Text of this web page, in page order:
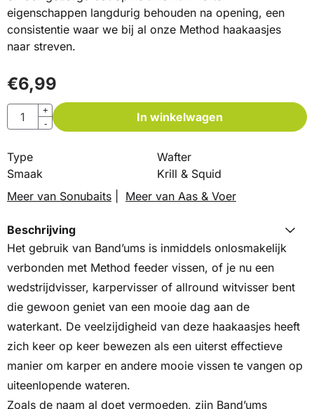
eigenschappen langdurig behouden na opening, een
consistentie waar we bij al onze Method haakaasjes
naar streven.
€6,99
Aantal
+
-
In winkelwagen
Type
Wafter
Smaak
Krill & Squid
Meer van Sonubaits
Meer van Aas & Voer
Beschrijving
Het gebruik van Band’ums is inmiddels onlosmakelijk
verbonden met Method feeder vissen, of je nu een
wedstrijdvisser, karpervisser of allround witvisser bent
die gewoon geniet van een mooie dag aan de
waterkant. De veelzijdigheid van deze haakaasjes heeft
zich keer op keer bewezen als een uiterst effectieve
manier om karper en andere mooie vissen te vangen op
uiteenlopende wateren.
Zoals de naam al doet vermoeden, zijn Band’ums